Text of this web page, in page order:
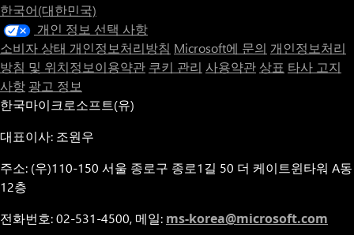
한국어(대한민국)
개인 정보 선택 사항
소비자 상태 개인정보처리방침 Microsoft에 문의 개인정보처리
방침 및 위치정보이용약관 쿠키 관리 사용약관 상표 타사 고지
사항 광고 정보
한국마이크로소프트(유)
대표이사: 조원우
주소: (우)110-150 서울 종로구 종로1길 50 더 케이트윈타워 A동
12층
전화번호: 02-531-4500, 메일: ms-korea@microsoft.com